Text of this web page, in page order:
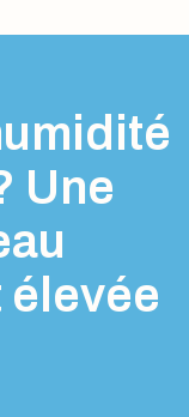
Une